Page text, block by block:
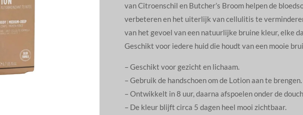
van Citroenschil en Butcher’s Broom helpen de
verbeteren en het uiterlijk van cellulitis te
van het gevoel van een natuurlijke bruine kleur, elke
Geschikt voor iedere huid die houdt van een mooie
– Geschikt voor gezicht en lichaam.
– Gebruik de handschoen om de Lotion aan te brengen.
– Ontwikkelt in 8 uur, daarna afspoelen onder de
– De kleur blijft circa 5 dagen heel mooi zichtbaar.